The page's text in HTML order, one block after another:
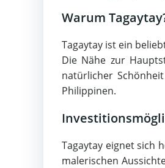
Warum
Tagaytay ist ein
Die Nähe zur
natürlicher
Philippinen.
Tagaytay eignet sich
malerischen